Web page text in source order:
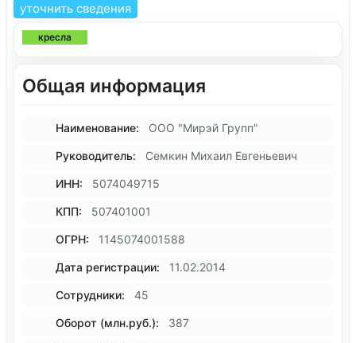
уточнить сведения
кресла
Общая информация
Наименование: ООО "Мирэй Групп"
Руководитель: Семкин Михаил Евгеньевич
ИНН: 5074049715
КПП: 507401001
ОГРН: 1145074001588
Дата регистрации: 11.02.2014
Сотрудники: 45
Оборот (млн.руб.): 387